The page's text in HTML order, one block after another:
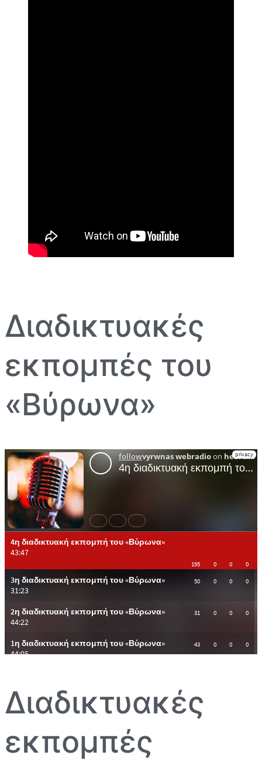
Διαδικτυακές
εκπομπές του
«Βύρωνα»
Διαδικτυακές
εκπομπές